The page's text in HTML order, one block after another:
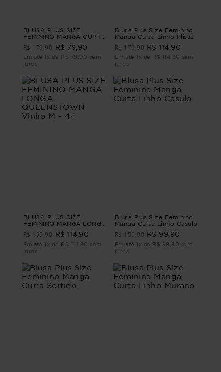
BLUSA PLUS SIZE
FEMININO MANGA CURTA
MOSCATO Marrom G2
R$ 179,90 R$ 79,90
Em até 1x de R$ 79,90 sem
juros
Blusa Plus Size Feminino
Manga Curta Linho Plissê
R$ 179,90 R$ 114,90
Em até 1x de R$ 114,90 sem
juros
BLUSA PLUS SIZE
FEMININO MANGA LONGA
QUEENSTOWN Vinho M -
44
R$ 169,90 R$ 114,90
Em até 1x de R$ 114,90 sem
juros
Blusa Plus Size Feminino
Manga Curta Linho Casulo
R$ 159,90 R$ 99,90
Em até 1x de R$ 99,90 sem
juros